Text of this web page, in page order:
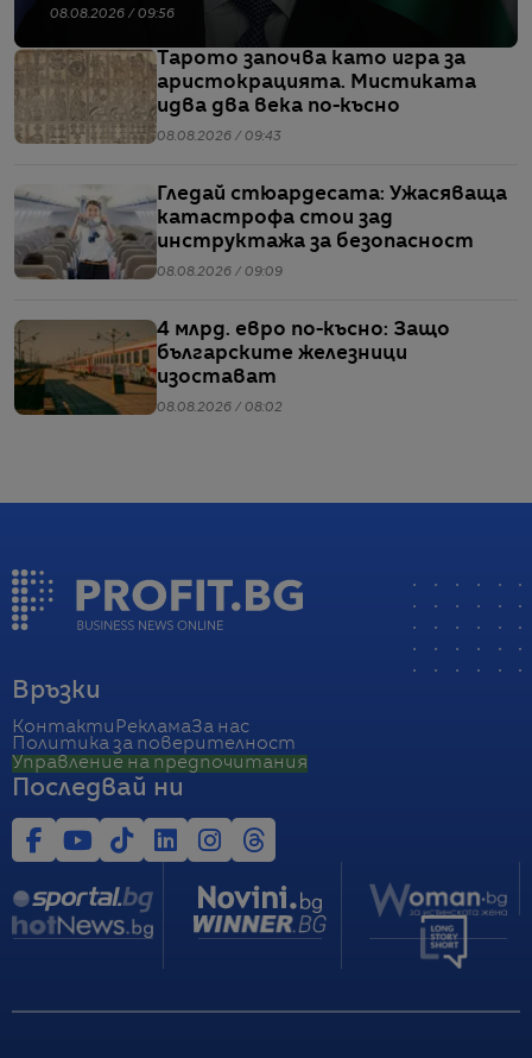
08.08.2026 / 09:56
Тарото започва като игра за
аристокрацията. Мистиката
идва два века по-късно
08.08.2026 / 09:43
Гледай стюардесата: Ужасяваща
катастрофа стои зад
инструктажа за безопасност
08.08.2026 / 09:09
4 млрд. евро по-късно: Защо
българските железници
изостават
08.08.2026 / 08:02
Връзки
Контакти РекламаЗа нас
Политика за поверителност
Управление на предпочитания
Последвай ни